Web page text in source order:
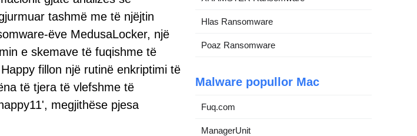
tashmë me të njëjtin
ëve MedusaLocker, një
e skemave të fuqishme të
fillon një rutinë enkriptimi të
të tjera të vlefshme të
megjithëse pjesa
Hlas Ransomware
Poaz Ransomware
Malware popullor Mac
Fuq.com
ManagerUnit